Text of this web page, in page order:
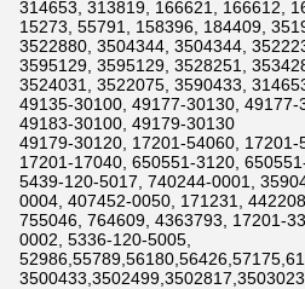
314653, 313819, 166621, 166612,
15273, 55791, 158396, 184409,
3522880, 3504344, 3504344,
3595129, 3595129, 3528251,
3524031, 3522075, 3590433,
49135-30100, 49177-30130, 49177-
49183-30100, 49179-30130
49179-30120, 17201-54060, 17201-
17201-17040, 650551-3120,
5439-120-5017, 740244-0001,
0004, 407452-0050, 171231,
755046, 764609, 4363793, 17201-
0002, 5336-120-5005,